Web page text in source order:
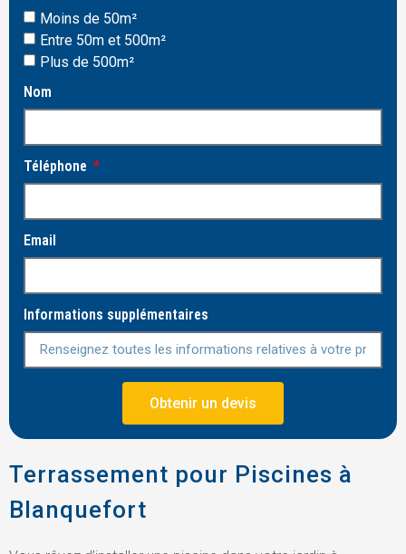
Moins de 50m²
Entre 50m et 500m²
Plus de 500m²
Nom
Téléphone
Email
Informations supplémentaires
Obtenir un devis
Terrassement pour Piscines à
Blanquefort